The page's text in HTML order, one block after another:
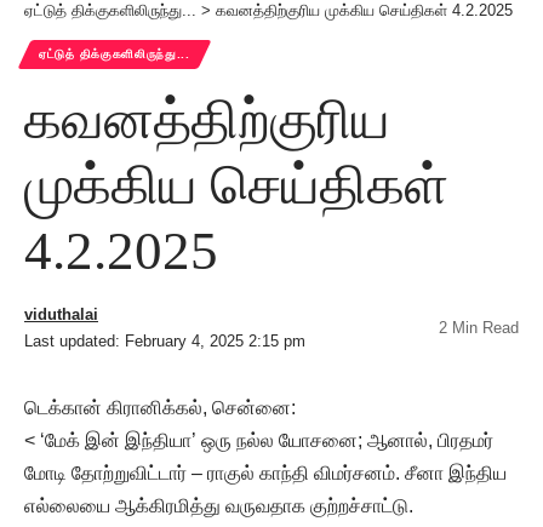
ஏட்டுத் திக்குகளிலிருந்து... > கவனத்திற்குரிய முக்கிய செய்திகள் 4.2.2025
ஏட்டுத் திக்குகளிலிருந்து...
கவனத்திற்குரிய
முக்கிய செய்திகள்
4.2.2025
Last updated: February 4, 2025 2:15 pm
viduthalai
2 Min Read
டெக்கான் கிரானிக்கல், சென்னை:
< ‘மேக் இன் இந்தியா’ ஒரு நல்ல யோசனை; ஆனால், பிரதமர்
மோடி தோற்றுவிட்டார் – ராகுல் காந்தி விமர்சனம். சீனா இந்திய
எல்லையை ஆக்கிரமித்து வருவதாக குற்றச்சாட்டு.